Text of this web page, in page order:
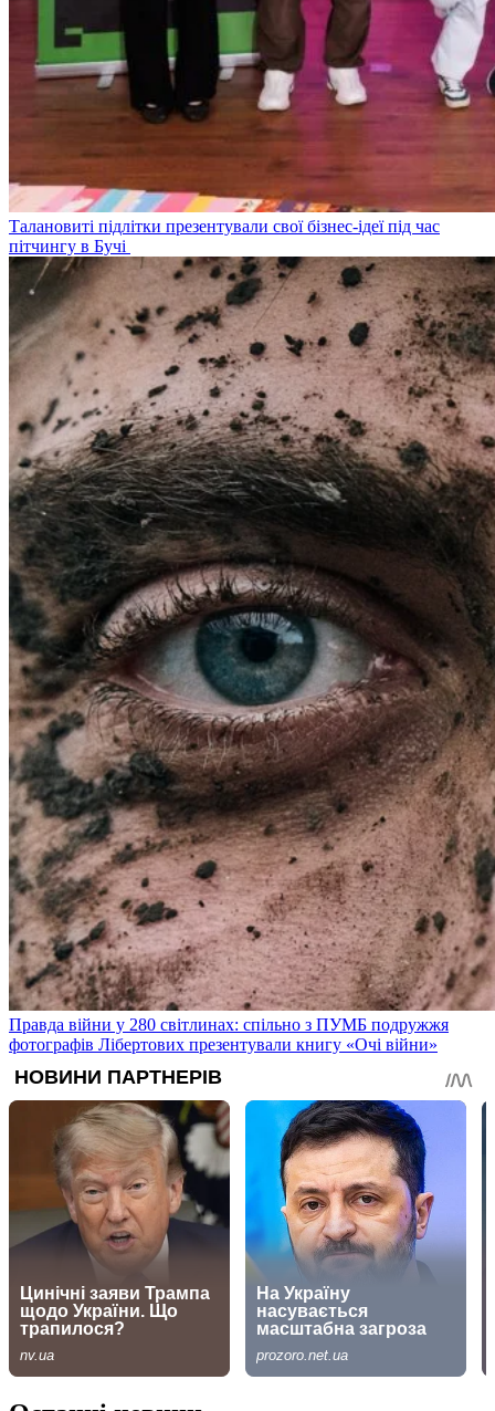
Талановиті підлітки презентували свої бізнес-ідеї під час
пітчингу в Бучі
Правда війни у 280 світлинах: спільно з ПУМБ подружжя
фотографів Лібертових презентували книгу «Очі війни»